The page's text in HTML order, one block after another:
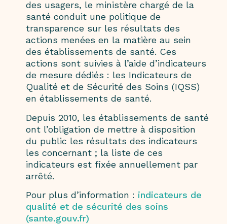
des usagers, le ministère chargé de la
santé conduit une politique de
transparence sur les résultats des
actions menées en la matière au sein
des établissements de santé. Ces
actions sont suivies à l’aide d’indicateurs
de mesure dédiés : les Indicateurs de
Qualité et de Sécurité des Soins (IQSS)
en établissements de santé.
Depuis 2010, les établissements de santé
ont l’obligation de mettre à disposition
du public les résultats des indicateurs
les concernant ; la liste de ces
indicateurs est fixée annuellement par
arrêté.
Pour plus d’information : indicateurs de
qualité et de sécurité des soins
(sante.gouv.fr)